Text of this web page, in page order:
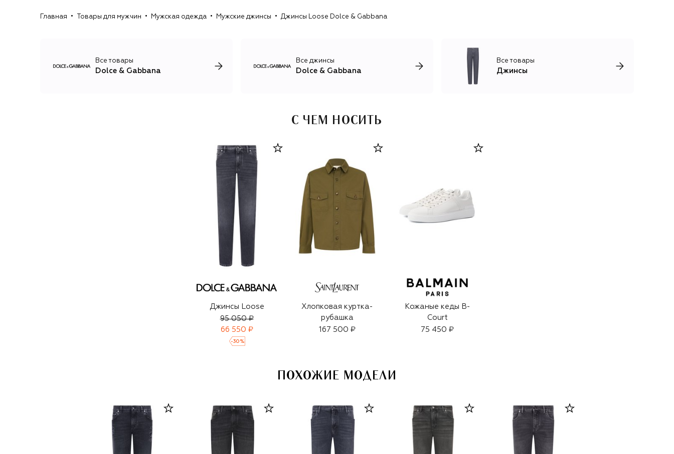
и линию высокого ювелирного искусства Alta Moda.
Главная Товары для мужчин Мужская одежда Мужские джинсы Джинсы Loose Dolce & Gabbana
Все товары
Dolce & Gabbana
Все джинсы
Dolce & Gabbana
Все товары
Джинсы
С ЧЕМ НОСИТЬ
Джинсы Loose
95 050 ₽
66 550 ₽
-30 %
Хлопковая куртка-
рубашка
167 500 ₽
Кожаные кеды B-
Court
75 450 ₽
ПОХОЖИЕ МОДЕЛИ